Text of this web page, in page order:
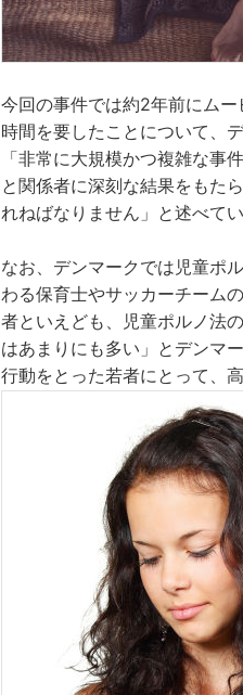
今回の事件では約2年前にム
時間を要したことについて、
「非常に大規模かつ複雑な事
と関係者に深刻な結果をもた
れねばなりません」と述べてい
なお、デンマークでは児童ポ
わる保育士やサッカーチーム
者といえども、児童ポルノ法
はあまりにも多い」とデンマ
行動をとった若者にとって、